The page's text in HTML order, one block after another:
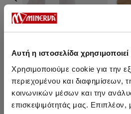
Αυτή η ιστοσελίδα
Χρησιμοποιούμε cookie για την
περιεχομένου και διαφημίσεων,
κοινωνικών μέσων και την
επισκεψιμότητάς μας. Επιπλέον,
Unisex Bamboo
Μονόχρωμες Κάλτσες
Από 3,90 € έως 4,75 €